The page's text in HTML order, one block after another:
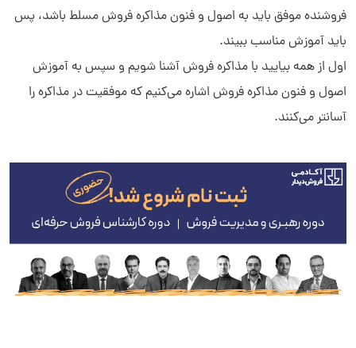
فروشنده موفق باید به اصول و فنون مذاکره فروش مسلط باشد، پس
باید آموزش مناسب ببیند.
اول از همه بیایید با مذاکره فروش آشنا شویم و سپس به آموزش
اصول و فنون مذاکره فروش اشاره می‌کنیم که موفقیت در مذاکره را
آسانتر می‌کنند.